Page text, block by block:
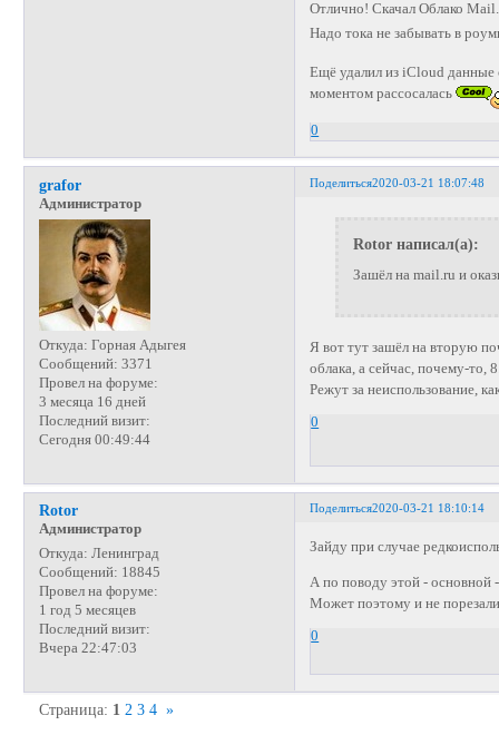
Отлично! Скачал Облако
Надо тока не забывать в
Ещё удалил из iCloud данные
моментом рассосалась
0
Поделиться2020-03-21 18:07:48
grafor
Администратор
Откуда: Горная Адыгея
Сообщений: 3371
Провел на форуме:
3 месяца 16 дней
Последний визит:
Сегодня 00:49:44
Rotor написал(а):
Зашёл на mail.ru и
Я вот тут зашёл на вторую
облака, а сейчас, почему-то,
Режут за неиспользование,
0
Поделиться2020-03-21 18:10:14
Rotor
Администратор
Откуда: Ленинград
Сообщений: 18845
Провел на форуме:
1 год 5 месяцев
Последний визит:
Вчера 22:47:03
Зайду при случае
А по поводу этой - основной -
Может поэтому и не
0
Страница: 1 2 3 4 »